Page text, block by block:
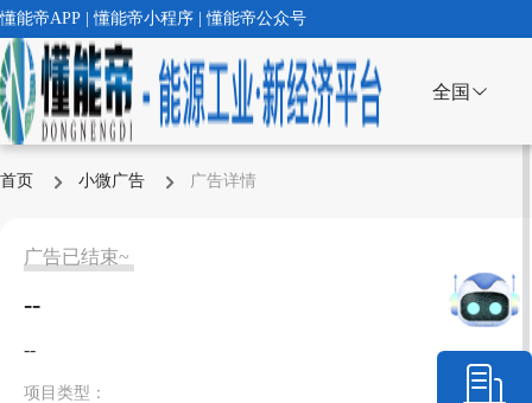
懂能帝APP | 懂能帝小程序 | 懂能帝公众号
全国
首页 小微广告 广告详情
广告已结束~
--
--
项目类型：